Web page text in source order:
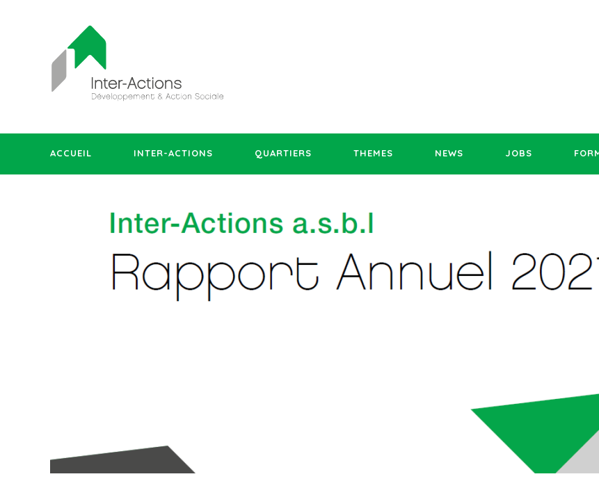
ACCUEIL INTER-ACTIONS QUARTIERS THEMES NEWS JOBS